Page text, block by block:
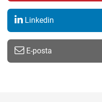
Linkedin
E-posta